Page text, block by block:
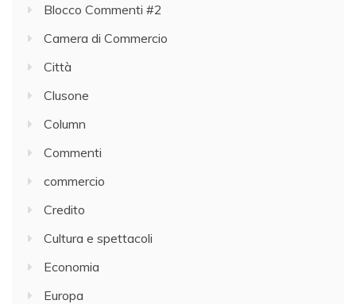
Blocco Commenti #2
Camera di Commercio
Città
Clusone
Column
Commenti
commercio
Credito
Cultura e spettacoli
Economia
Europa